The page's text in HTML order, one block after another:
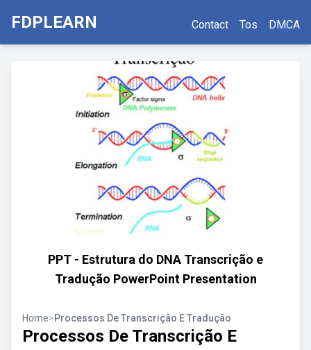
FDPLEARN Contact Tos DMCA
PPT - Estrutura do DNA Transcrição e
Tradução PowerPoint Presentation
Home>Processos De Transcrição E Tradução
Processos De Transcrição E